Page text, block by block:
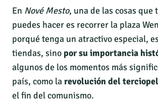
En Nové Mesto, una de las cosas que
puedes hacer es recorrer la plaza
porqué tenga un atractivo especial,
tiendas, sino por su importancia
algunos de los momentos más
país, como larevolución del
el fin del comunismo.